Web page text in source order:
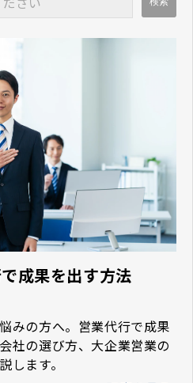
コラム
成果を出す方法
みの方へ。営業代行で成果
社の選び方、大企業営業の
します。